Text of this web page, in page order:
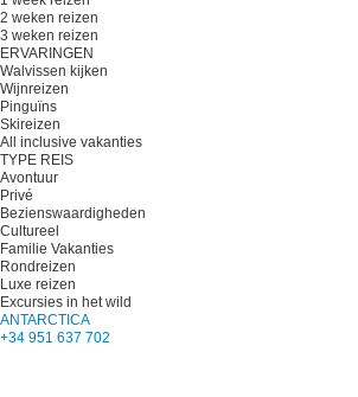
2 weken reizen
3 weken reizen
ERVARINGEN
Walvissen kijken
Wijnreizen
Pinguïns
Skireizen
All inclusive vakanties
TYPE REIS
Avontuur
Privé
Bezienswaardigheden
Cultureel
Familie Vakanties
Rondreizen
Luxe reizen
Excursies in het wild
ANTARCTICA
+34 951 637 702